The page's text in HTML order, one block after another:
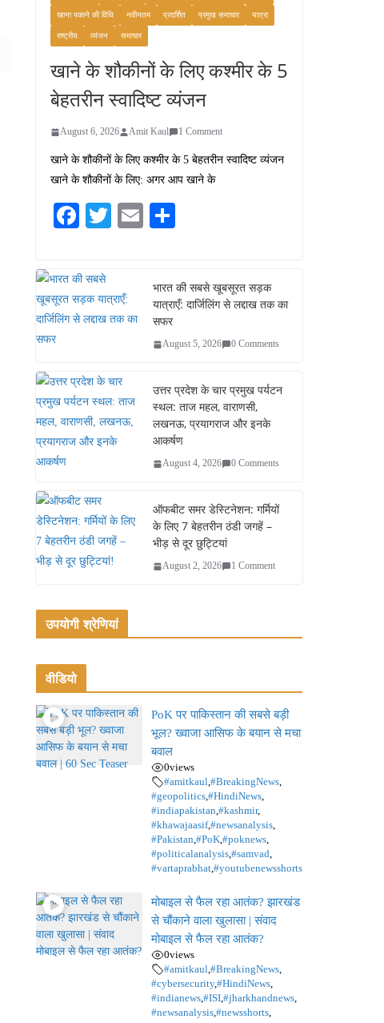
खाना पकाने की विधि नवीनतम प्रदर्शित प्रमुख समाचार यात्रा
राष्ट्रीय व्यंजन समाचार
खाने के शौकीनों के लिए कश्मीर के 5
बेहतरीन स्वादिष्ट व्यंजन
August 6, 2026 Amit Kaul 1 Comment
खाने के शौकीनों के लिए कश्मीर के 5 बेहतरीन स्वादिष्ट व्यंजन
खाने के शौकीनों के लिए: अगर आप खाने के
Fa
bo
ok
T
r
E
भारत की सबसे खूबसूरत सड़क
यात्राएँ: दार्जिलिंग से लद्दाख तक का
सफर
August 5, 2026 0 Comments
उत्तर प्रदेश के चार प्रमुख पर्यटन
स्थल: ताज महल, वाराणसी,
लखनऊ, प्रयागराज और इनके
आकर्षण
August 4, 2026 0 Comments
ऑफबीट समर डेस्टिनेशन: गर्मियों
के लिए 7 बेहतरीन ठंडी जगहें –
भीड़ से दूर छुट्टियां
August 2, 2026 1 Comment
उपयोगी श्रेणियां
वीडियो
PoK पर पाकिस्तान की सबसे बड़ी
भूल? ख्वाजा आसिफ के बयान से मचा
बवाल
0views
#amitkaul,#BreakingNews,
#geopolitics,#HindiNews,
#indiapakistan,#kashmir,
#khawajaasif,#newsanalysis,
#Pakistan,#PoK,#poknews,
#politicalanalysis,#samvad,
#vartaprabhat,#youtubenewsshorts
मोबाइल से फैल रहा आतंक? झारखंड
से चौंकाने वाला खुलासा | संवाद
मोबाइल से फैल रहा आतंक?
0views
#amitkaul,#BreakingNews,
#cybersecurity,#HindiNews,
#indianews,#ISI,#jharkhandnews,
#newsanalysis,#newsshorts,